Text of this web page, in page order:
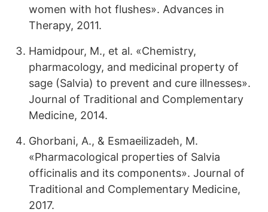
women with hot flushes». Advances in
Therapy, 2011.
Hamidpour, M., et al. «Chemistry,
pharmacology, and medicinal property of
sage (Salvia) to prevent and cure illnesses».
Journal of Traditional and Complementary
Medicine, 2014.
Ghorbani, A., & Esmaeilizadeh, M.
«Pharmacological properties of Salvia
officinalis and its components». Journal of
Traditional and Complementary Medicine,
2017.